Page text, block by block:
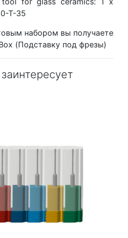
T-35
набором вы получаете
(Подставку под фрезы)